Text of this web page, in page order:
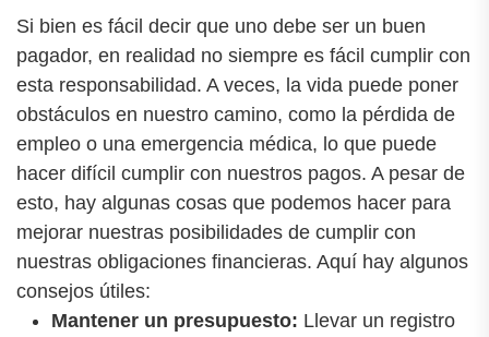
Si bien es fácil decir que uno debe ser un buen
pagador, en realidad no siempre es fácil cumplir con
esta responsabilidad. A veces, la vida puede poner
obstáculos en nuestro camino, como la pérdida de
empleo o una emergencia médica, lo que puede
hacer difícil cumplir con nuestros pagos. A pesar de
esto, hay algunas cosas que podemos hacer para
mejorar nuestras posibilidades de cumplir con
nuestras obligaciones financieras. Aquí hay algunos
consejos útiles:
Mantener un presupuesto: Llevar un registro